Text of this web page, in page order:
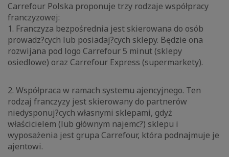
Carrefour Polska proponuje trzy rodzaje współpracy
franczyzowej:
1. Franczyza bezpośrednia jest skierowana do osób
prowadz?cych lub posiadaj?cych sklepy. Będzie ona
rozwijana pod logo Carrefour 5 minut (sklepy
osiedlowe) oraz Carrefour Express (supermarkety).
2. Współpraca w ramach systemu ajencyjnego. Ten
rodzaj franczyzy jest skierowany do partnerów
niedysponuj?cych własnymi sklepami, gdyż
właścicielem (lub głównym najemc?) sklepu i
wyposażenia jest grupa Carrefour, która podnajmuje je
ajentowi.